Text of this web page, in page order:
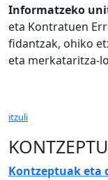
Informatzeko
eta Kontratuen
fidantzak, ohiko
eta merkataritza-
itzuli
Kontzeptuak eta